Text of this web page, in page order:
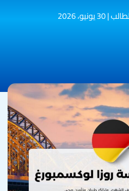
|30 يونيو، 2026